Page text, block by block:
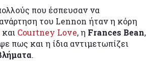
που έσπευσαν να
του Lennon ήταν η κόρη
και Courtney Love, η Frances Bean,
πως και η ίδια αντιμετωπίζει
.